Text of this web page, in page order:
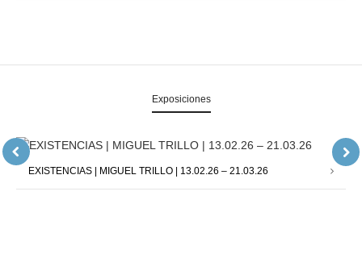
Exposiciones
EXISTENCIAS | MIGUEL TRILLO | 13.02.26 – 21.03.26